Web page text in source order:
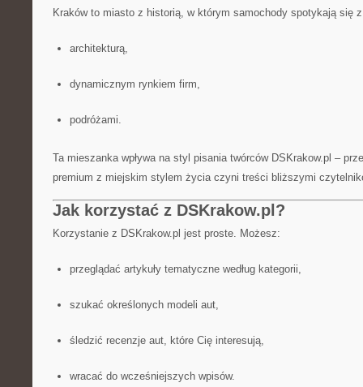
Kraków to miasto z historią, w którym samochody spotykają się
architekturą,
dynamicznym rynkiem firm,
podróżami.
Ta mieszanka wpływa na styl pisania twórców DSKrakow.pl –
premium z miejskim stylem życia czyni treści bliższymi
Jak korzystać z DSKrakow.pl?
Korzystanie z DSKrakow.pl jest proste. Możesz:
przeglądać artykuły tematyczne według kategorii,
szukać określonych modeli aut,
śledzić recenzje aut, które Cię interesują,
wracać do wcześniejszych wpisów.